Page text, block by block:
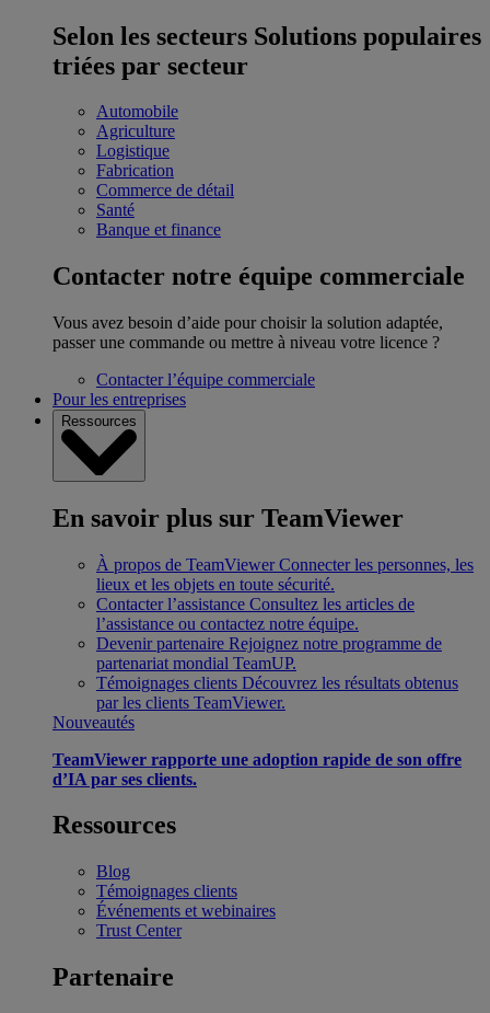
Selon les secteurs Solutions populaires
triées par secteur
Automobile
Agriculture
Logistique
Fabrication
Commerce de détail
Santé
Banque et finance
Contacter notre équipe commerciale
Vous avez besoin d’aide pour choisir la solution adaptée,
passer une commande ou mettre à niveau votre licence ?
Contacter l’équipe commerciale
Pour les entreprises
Ressources
En savoir plus sur TeamViewer
À propos de TeamViewer Connecter les personnes, les
lieux et les objets en toute sécurité.
Contacter l’assistance Consultez les articles de
l’assistance ou contactez notre équipe.
Devenir partenaire Rejoignez notre programme de
partenariat mondial TeamUP.
Témoignages clients Découvrez les résultats obtenus
par les clients TeamViewer.
Nouveautés
TeamViewer rapporte une adoption rapide de son offre
d’IA par ses clients.
Ressources
Blog
Témoignages clients
Événements et webinaires
Trust Center
Partenaire